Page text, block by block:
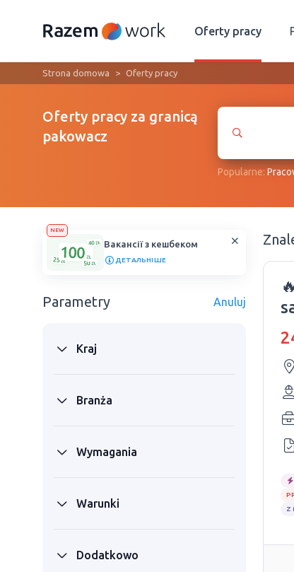
Oferty pracy
Strona domowa Oferty pracy
Oferty pracy za granicą
pakowacz
Popularne:
NEW
Вакансії з кешбеком
ДЕТАЛЬНІШЕ
Parametry Anuluj
Kraj
Branża
Wymagania
Warunki
Dodatkowo
Z